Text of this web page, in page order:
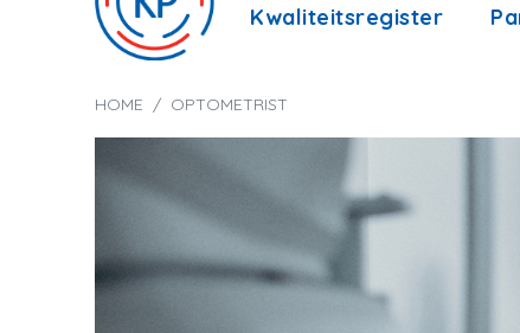
Hoofdnavigatie
Kwaliteitsregister
Kruimelpad
HOME OPTOMETRIST